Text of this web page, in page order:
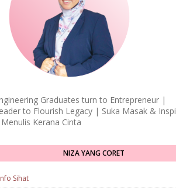
Graduates turn to Entrepreneur |
to Flourish Legacy | Suka Masak &
Kerana Cinta
NIZA YANG CORET
Sihat